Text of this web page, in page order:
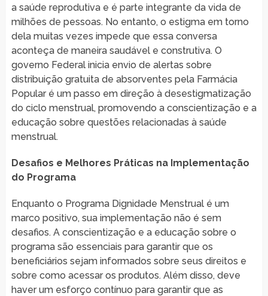
a saúde reprodutiva e é parte integrante da vida de
milhões de pessoas. No entanto, o estigma em torno
dela muitas vezes impede que essa conversa
aconteça de maneira saudável e construtiva. O
governo Federal inicia envio de alertas sobre
distribuição gratuita de absorventes pela Farmácia
Popular é um passo em direção à desestigmatização
do ciclo menstrual, promovendo a conscientização e a
educação sobre questões relacionadas à saúde
menstrual.
Desafios e Melhores Práticas na Implementação
do Programa
Enquanto o Programa Dignidade Menstrual é um
marco positivo, sua implementação não é sem
desafios. A conscientização e a educação sobre o
programa são essenciais para garantir que os
beneficiários sejam informados sobre seus direitos e
sobre como acessar os produtos. Além disso, deve
haver um esforço contínuo para garantir que as